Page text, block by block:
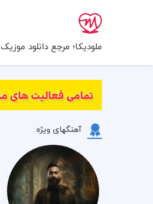
ملودیکا؛ مرجع دانلود موزیک
آهنگهای ویژه